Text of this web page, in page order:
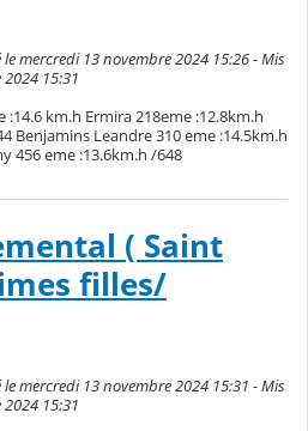
le mercredi 13 novembre 2024 15:26 - Mis
15:31
km.h Ermira 218eme :12.8km.h
Benjamins Leandre 310 eme :14.5km.h
456 eme :13.6km.h /648
( Saint
filles/
le mercredi 13 novembre 2024 15:31 - Mis
15:31